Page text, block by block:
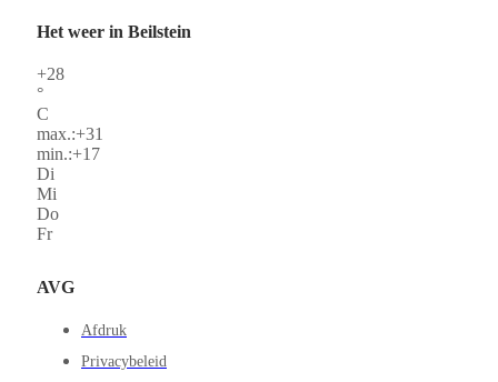
Het weer in Beilstein
+28
°
C
max.:+31
min.:+17
Di
Mi
Do
Fr
AVG
Afdruk
Privacybeleid